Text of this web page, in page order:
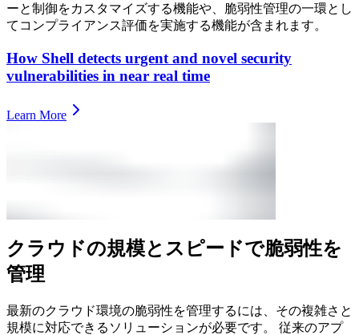
ーと制御をカスタマイズする機能や、脆弱性管理の一環とし
てコンプライアンス評価を実施する機能が含まれます。
How Shell detects urgent and novel security
vulnerabilities in near real time
Learn More
クラウドの規模とスピードで脆弱性を
管理
最新のクラウド環境の脆弱性を管理するには、その複雑さと
規模に対応できるソリューションが必要です。 従来のアプ